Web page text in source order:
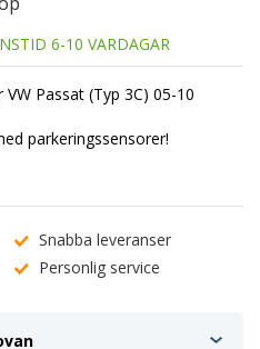
6-10 VARDAGAR
Passat (Typ 3C) 05-10
parkeringssensorer!
Snabba leveranser
Personlig service